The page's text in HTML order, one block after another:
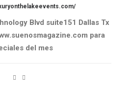
Blvd suite151 Dallas Tx
para
del mes